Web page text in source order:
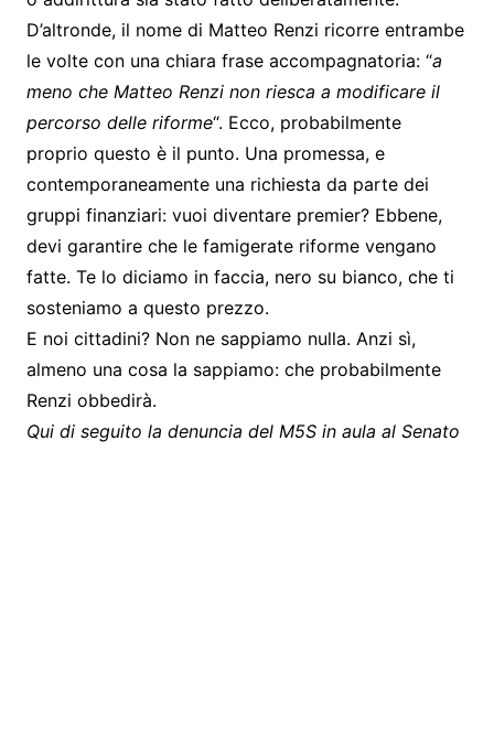
D’altronde, il nome di Matteo Renzi ricorre entrambe
le volte con una chiara frase accompagnatoria: “a
meno che Matteo Renzi non riesca a modificare il
percorso delle riforme“. Ecco, probabilmente
proprio questo è il punto. Una promessa, e
contemporaneamente una richiesta da parte dei
gruppi finanziari: vuoi diventare premier? Ebbene,
devi garantire che le famigerate riforme vengano
fatte. Te lo diciamo in faccia, nero su bianco, che ti
sosteniamo a questo prezzo.
E noi cittadini? Non ne sappiamo nulla. Anzi sì,
almeno una cosa la sappiamo: che probabilmente
Renzi obbedirà.
Qui di seguito la denuncia del M5S in aula al Senato